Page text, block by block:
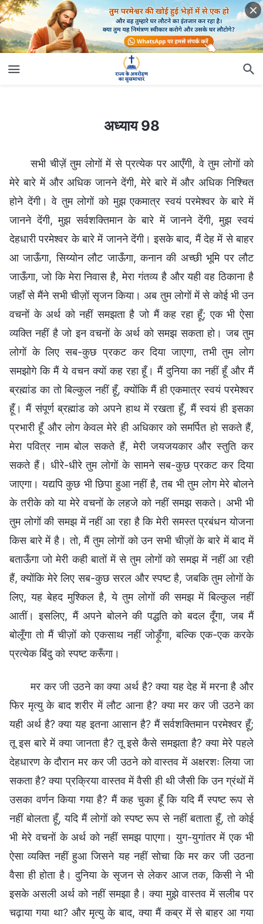
अध्याय 98
सभी चीज़ें तुम लोगों में से प्रत्येक पर आएँगी, वे तुम लोगों को
मेरे बारे में और अधिक जानने देंगी, मेरे बारे में और अधिक निश्चित
होने देंगी। वे तुम लोगों को मुझ एकमात्र स्वयं परमेश्वर के बारे में
जानने देंगी, मुझ सर्वशक्तिमान के बारे में जानने देंगी, मुझ स्वयं
देहधारी परमेश्वर के बारे में जानने देंगी। इसके बाद, मैं देह में से बाहर
आ जाऊँगा, सिय्योन लौट जाऊँगा, कनान की अच्छी भूमि पर लौट
जाऊँगा, जो कि मेरा निवास है, मेरा गंतव्य है और यही वह ठिकाना है
जहाँ से मैंने सभी चीज़ों सृजन किया। अब तुम लोगों में से कोई भी उन
वचनों के अर्थ को नहीं समझता है जो मैं कह रहा हूँ; एक भी ऐसा
व्यक्ति नहीं है जो इन वचनों के अर्थ को समझ सकता हो। जब तुम
लोगों के लिए सब-कुछ प्रकट कर दिया जाएगा, तभी तुम लोग
समझोगे कि मैं ये वचन क्यों कह रहा हूँ। मैं दुनिया का नहीं हूँ और मैं
ब्रह्मांड का तो बिल्कुल नहीं हूँ, क्योंकि मैं ही एकमात्र स्वयं परमेश्वर
हूँ। मैं संपूर्ण ब्रह्मांड को अपने हाथ में रखता हूँ, मैं स्वयं ही इसका
प्रभारी हूँ और लोग केवल मेरे ही अधिकार को समर्पित हो सकते हैं,
मेरा पवित्र नाम बोल सकते हैं, मेरी जयजयकार और स्तुति कर
सकते हैं। धीरे-धीरे तुम लोगों के सामने सब-कुछ प्रकट कर दिया
जाएगा। यद्यपि कुछ भी छिपा हुआ नहीं है, तब भी तुम लोग मेरे बोलने
के तरीके को या मेरे वचनों के लहजे को नहीं समझ सकते। अभी भी
तुम लोगों की समझ में नहीं आ रहा है कि मेरी समस्त प्रबंधन योजना
किस बारे में है। तो, मैं तुम लोगों को उन सभी चीज़ों के बारे में बाद में
बताऊँगा जो मेरी कही बातों में से तुम लोगों को समझ में नहीं आ रही
हैं, क्योंकि मेरे लिए सब-कुछ सरल और स्पष्ट है, जबकि तुम लोगों के
लिए, यह बेहद मुश्किल है, ये तुम लोगों की समझ में बिल्कुल नहीं
आतीं। इसलिए, मैं अपने बोलने की पद्धति को बदल दूँगा, जब मैं
बोलूँगा तो मैं चीज़ों को एकसाथ नहीं जोड़ूँगा, बल्कि एक-एक करके
प्रत्येक बिंदु को स्पष्ट करूँगा।
मर कर जी उठने का क्या अर्थ है? क्या यह देह में मरना है और
फिर मृत्यु के बाद शरीर में लौट आना है? क्या मर कर जी उठने का
यही अर्थ है? क्या यह इतना आसान है? मैं सर्वशक्तिमान परमेश्वर हूँ;
तू इस बारे में क्या जानता है? तू इसे कैसे समझता है? क्या मेरे पहले
देहधारण के दौरान मर कर जी उठने को वास्तव में अक्षरशः लिया जा
सकता है? क्या प्रक्रिया वास्तव में वैसी ही थी जैसी कि उन ग्रंथों में
उसका वर्णन किया गया है? मैं कह चुका हूँ कि यदि मैं स्पष्ट रूप से
नहीं बोलता हूँ, यदि मैं लोगों को स्पष्ट रूप से नहीं बताता हूँ, तो कोई
भी मेरे वचनों के अर्थ को नहीं समझ पाएगा। युग-युगांतर में एक भी
ऐसा व्यक्ति नहीं हुआ जिसने यह नहीं सोचा कि मर कर जी उठना
वैसा ही होता है। दुनिया के सृजन से लेकर आज तक, किसी ने भी
इसके असली अर्थ को नहीं समझा है। क्या मुझे वास्तव में सलीब पर
चढ़ाया गया था? और मृत्यु के बाद, क्या मैं कब्र में से बाहर आ गया